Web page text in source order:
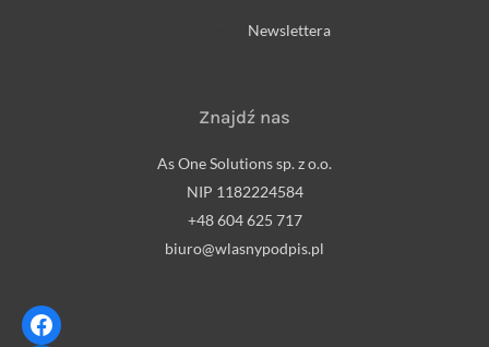
Newslettera
Znajdź nas
As One Solutions sp. z o.o.
NIP 1182224584
+48 604 625 717
biuro@wlasnypodpis.pl